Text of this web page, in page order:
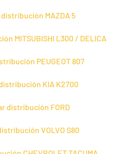
MAZDA 5
MITSUBISHI L300 / DELICA
PEUGEOT 807
KIA K2700
distribución FORD
VOLVO S80